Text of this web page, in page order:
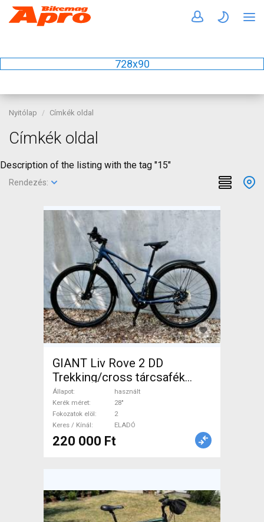
728x90
Nyitólap Címkék oldal
Címkék oldal
Description of the listing with the tag "15"
Rendezés:
GIANT Liv Rove 2 DD
Trekking/cross tárcsafék
használt ELADÓ
Állapot
használt
Kerék méret
28"
Fokozatok elöl
2
Keres / Kínál
ELADÓ
220 000 Ft